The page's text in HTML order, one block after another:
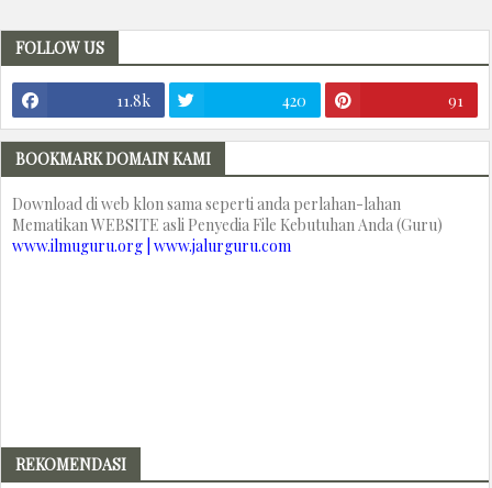
FOLLOW US
11.8k 420 91
BOOKMARK DOMAIN KAMI
Download di web klon sama seperti anda perlahan-lahan
Mematikan WEBSITE asli Penyedia File Kebutuhan Anda (Guru)
www.ilmuguru.org | www.jalurguru.com
REKOMENDASI